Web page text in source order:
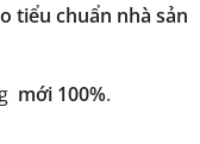
tiểu chuẩn nhà sản
mới 100%.